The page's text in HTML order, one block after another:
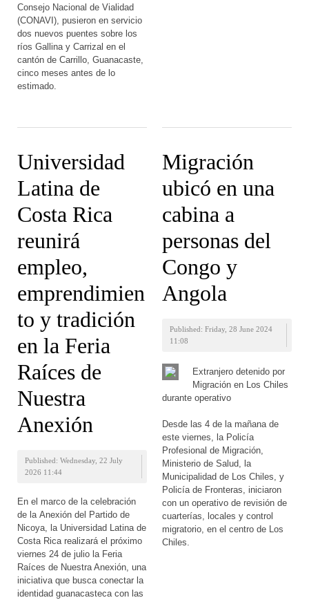
Consejo Nacional de Vialidad
(CONAVI), pusieron en servicio
dos nuevos puentes sobre los
ríos Gallina y Carrizal en el
cantón de Carrillo, Guanacaste,
cinco meses antes de lo
estimado.
Universidad
Latina de
Costa Rica
reunirá
empleo,
emprendimien
to y tradición
en la Feria
Raíces de
Nuestra
Anexión
Published: Wednesday, 22 July
2026 11:44
En el marco de la celebración
de la Anexión del Partido de
Nicoya, la Universidad Latina de
Costa Rica realizará el próximo
viernes 24 de julio la Feria
Raíces de Nuestra Anexión, una
iniciativa que busca conectar la
identidad guanacasteca con las
Migración
ubicó en una
cabina a
personas del
Congo y
Angola
Published: Friday, 28 June 2024
11:08
Extranjero detenido por
Migración en Los Chiles
durante operativo
Desde las 4 de la mañana de
este viernes, la Policía
Profesional de Migración,
Ministerio de Salud, la
Municipalidad de Los Chiles, y
Policía de Fronteras, iniciaron
con un operativo de revisión de
cuarterías, locales y control
migratorio, en el centro de Los
Chiles.